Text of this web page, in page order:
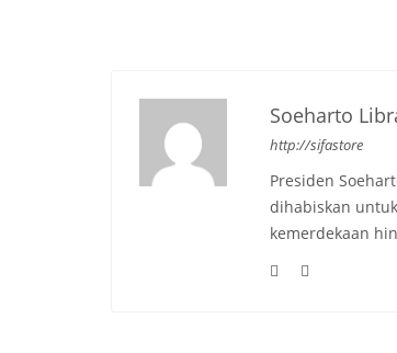
Soeharto
http://sifastore
Presiden
dihabiskan
kemerdekaan